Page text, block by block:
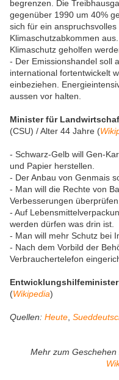
begrenzen. Die
gegenüber 1990 um 40%
sich für ein
Klimaschutzabkommen
Klimaschutz geholfen
- Der Emissionshandel soll
international fortentwickelt
einbeziehen.
aussen vor halten.
Minister für
(CSU) / Alter 44 Jahre (
- Schwarz-Gelb will Gen-
und Papier herstellen.
- Der Anbau von Genmais
- Man will die Rechte von
Verbesserungen überprüfen.
- Auf
werden dürfen was drin ist.
- Man will mehr Schutz bei
- Nach dem Vorbild der
Verbrauchertelefon
(Wikipedia)
Quellen: Heute
Mehr zum